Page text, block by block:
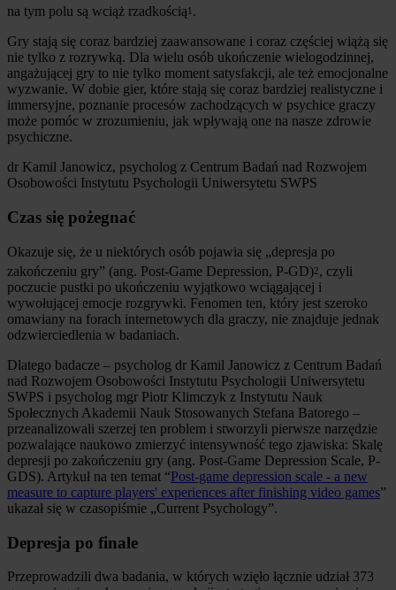
na tym polu są wciąż rzadkością1 .
Gry stają się coraz bardziej zaawansowane i coraz częściej wiążą się
nie tylko z rozrywką. Dla wielu osób ukończenie wielogodzinnej,
angażującej gry to nie tylko moment satysfakcji, ale też emocjonalne
wyzwanie. W dobie gier, które stają się coraz bardziej realistyczne i
immersyjne, poznanie procesów zachodzących w psychice graczy
może pomóc w zrozumieniu, jak wpływają one na nasze zdrowie
psychiczne.
dr Kamil Janowicz, psycholog z Centrum Badań nad Rozwojem
Osobowości Instytutu Psychologii Uniwersytetu SWPS
Czas się pożegnać
Okazuje się, że u niektórych osób pojawia się „depresja po
zakończeniu gry” (ang. Post-Game Depression, P-GD)2, czyli
poczucie pustki po ukończeniu wyjątkowo wciągającej i
wywołującej emocje rozgrywki. Fenomen ten, który jest szeroko
omawiany na forach internetowych dla graczy, nie znajduje jednak
odzwierciedlenia w badaniach.
Dlatego badacze – psycholog dr Kamil Janowicz z Centrum Badań
nad Rozwojem Osobowości Instytutu Psychologii Uniwersytetu
SWPS i psycholog mgr Piotr Klimczyk z Instytutu Nauk
Społecznych Akademii Nauk Stosowanych Stefana Batorego –
przeanalizowali szerzej ten problem i stworzyli pierwsze narzędzie
pozwalające naukowo zmierzyć intensywność tego zjawiska: Skalę
depresji po zakończeniu gry (ang. Post-Game Depression Scale, P-
GDS). Artykuł na ten temat “Post-game depression scale - a new
measure to capture players' experiences after finishing video games”
ukazał się w czasopiśmie „Current Psychology”.
Depresja po finale
Przeprowadzili dwa badania, w których wzięło łącznie udział 373